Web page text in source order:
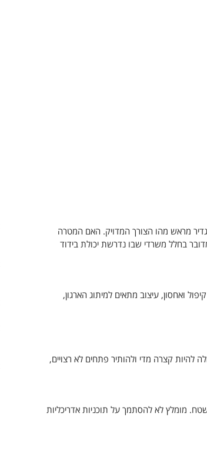
מראש מהו הצורך המדויק. האם המטרה
בחלל משרדי שבו נדרשת יכולת בידוד
ואחסון, עיצוב מתאים למיתוג הארגון,
להיות קצרה מדי ולהותיר פתחים לא רצויים,
מומלץ לא להסתמך על תוכניות אדריכליות